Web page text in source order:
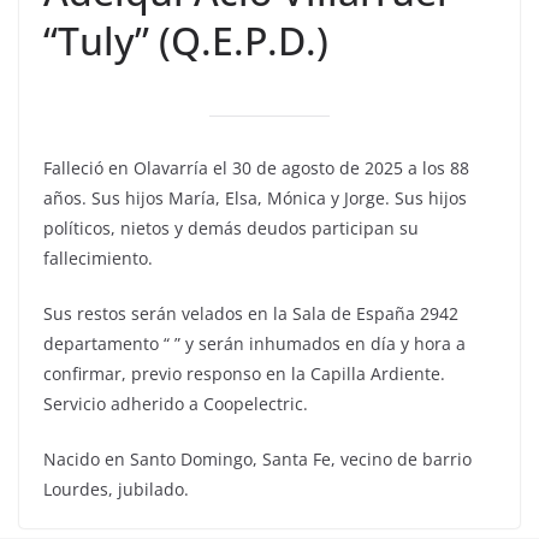
“Tuly” (Q.E.P.D.)
Falleció en Olavarría el 30 de agosto de 2025 a los 88
años. Sus hijos María, Elsa, Mónica y Jorge. Sus hijos
políticos, nietos y demás deudos participan su
fallecimiento.
Sus restos serán velados en la Sala de España 2942
departamento “ ” y serán inhumados en día y hora a
confirmar, previo responso en la Capilla Ardiente.
Servicio adherido a Coopelectric.
Nacido en Santo Domingo, Santa Fe, vecino de barrio
Lourdes, jubilado.